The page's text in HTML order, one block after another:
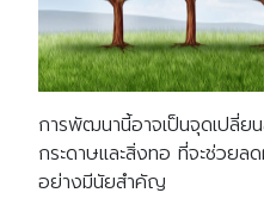
การพัฒนานี้อาจเป็นจุดเปลี่
กระดาษและสิ่งทอ ที่จะช่วย
อย่างมีนัยสำคัญ